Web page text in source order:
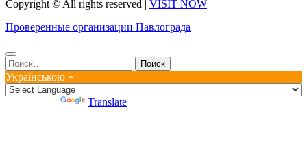
Copyright © All rights reserved | VISIT NOW
Проверенные организации Павлограда
Найти:
Українською »
Translate